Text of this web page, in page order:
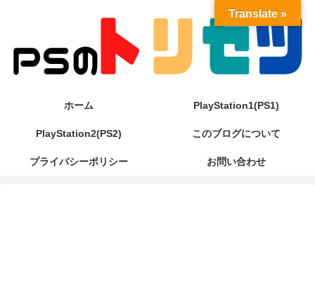
ホーム PlayStation1(PS1)
PlayStation2(PS2) このブログについて
プライバシーポリシー お問い合わせ
Translate »